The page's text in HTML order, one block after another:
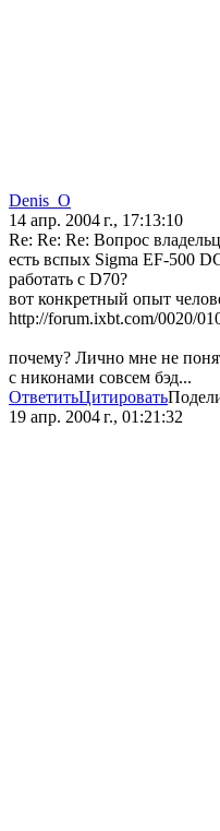
Denis_O
14 апр. 2004 г., 17:13:10
Re: Re: Re: Вопрос
есть вспых Sigma EF-500
работать с D70?
вот конкретный опыт
http://forum.ixbt.com/0020/
почему? Лично мне не
с никонами совсем бэд...
ОтветитьЦитировать
19 апр. 2004 г., 01:21:32